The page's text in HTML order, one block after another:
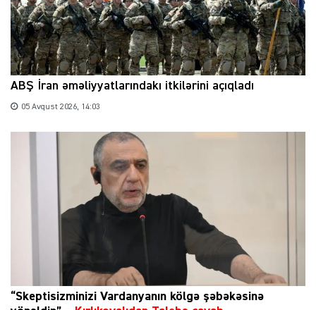
ABŞ İran əməliyyatlarındakı itkilərini açıqladı
05 Avqust 2026, 14:03
“Skeptisizminizi Vardanyanın kölgə şəbəkəsinə